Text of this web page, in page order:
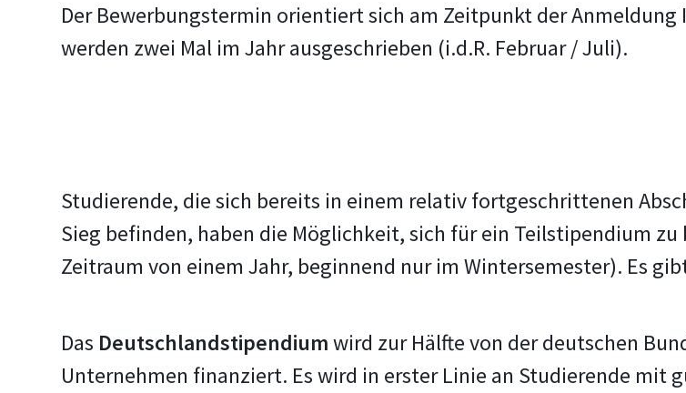
Der Bewerbungstermin orientiert sich am Zeitpunkt der
werden zwei Mal im Jahr ausgeschrieben (i.d.R. Februar / Juli).
Studierende, die sich bereits in einem relativ fortgeschrittenen
Sieg befinden, haben die Möglichkeit, sich für ein Teilstipendium
Zeitraum von einem Jahr, beginnend nur im Wintersemester). Es
Das Deutschlandstipendiumwird zur Hälfte von der deutschen
Unternehmen finanziert. Es wird in erster Linie an Studierende mit